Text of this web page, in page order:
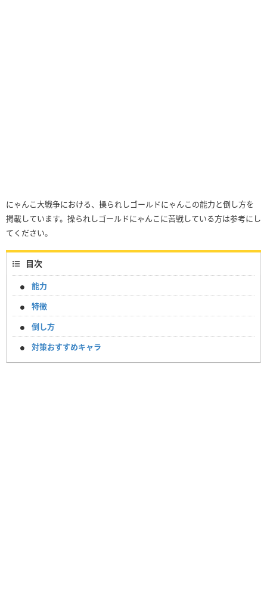
にゃんこ大戦争における、操られしゴールドにゃんこの能力と倒し方を
掲載しています。操られしゴールドにゃんこに苦戦している方は参考にし
てください。
目次
能力
特徴
倒し方
対策おすすめキャラ